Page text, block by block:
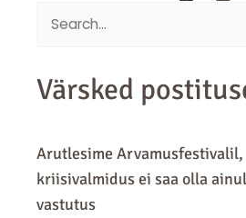
Search
Värsked
Arutlesime
kriisivalmidus ei saa olla
vastutus